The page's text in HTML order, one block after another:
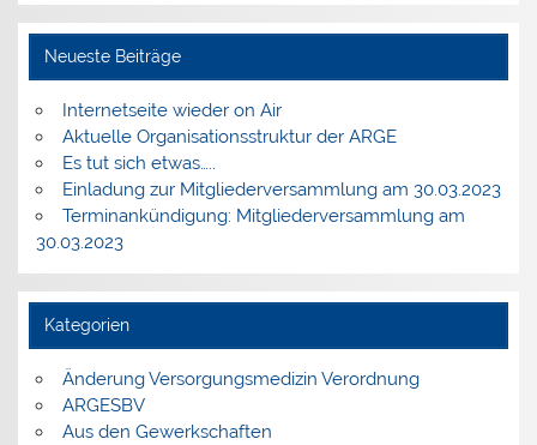
Neueste Beiträge
Internetseite wieder on Air
Aktuelle Organisationsstruktur der ARGE
Es tut sich etwas…..
Einladung zur Mitgliederversammlung am 30.03.2023
Terminankündigung: Mitgliederversammlung am
30.03.2023
Kategorien
Änderung Versorgungsmedizin Verordnung
ARGESBV
Aus den Gewerkschaften